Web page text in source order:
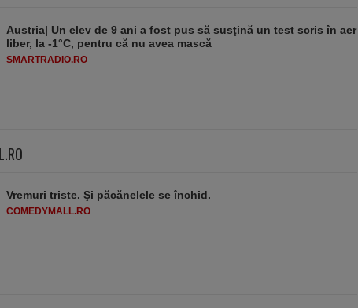
Austria| Un elev de 9 ani a fost pus să susţină un test scris în aer
liber, la -1°C, pentru că nu avea mască
SMARTRADIO.RO
Vremuri triste. Şi păcănelele se închid.
COMEDYMALL.RO